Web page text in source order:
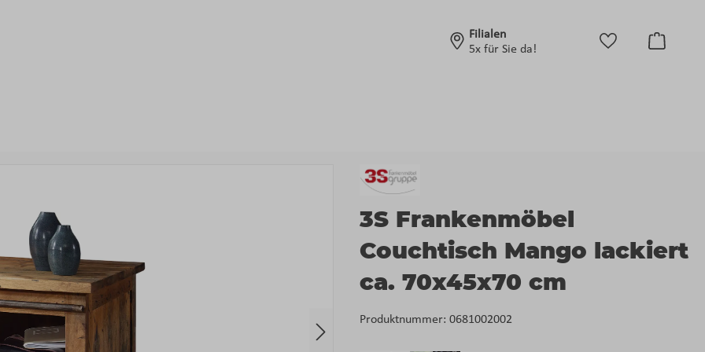
Filialen
5x für Sie da!
3S Frankenmöbel
Couchtisch Mango lackiert
ca. 70x45x70 cm
Produktnummer: 0681002002